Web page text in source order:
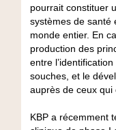
pourrait constituer
systèmes de santé
monde entier. En
production des
entre
souches, et le
auprès de ceux qui
KBP a récemment